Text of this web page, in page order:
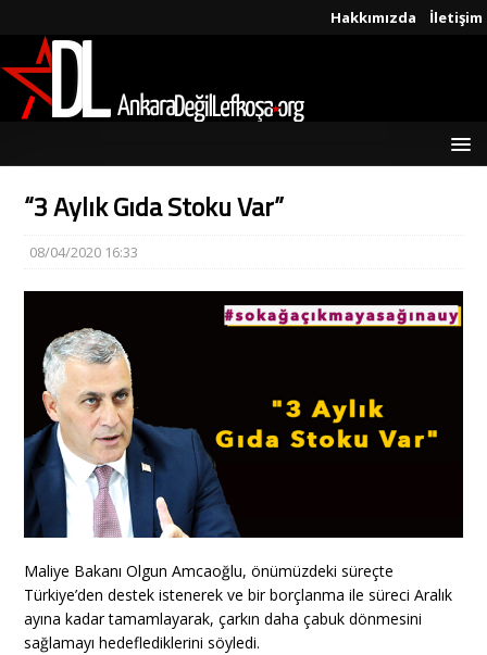
Hakkımızda İletişim
“3 Aylık Gıda Stoku Var”
08/04/2020 16:33
Maliye Bakanı Olgun Amcaoğlu, önümüzdeki süreçte
Türkiye’den destek istenerek ve bir borçlanma ile süreci Aralık
ayına kadar tamamlayarak, çarkın daha çabuk dönmesini
sağlamayı hedeflediklerini söyledi.